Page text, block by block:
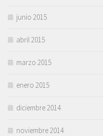
junio 2015
abril 2015
marzo 2015
enero 2015
diciembre 2014
noviembre 2014